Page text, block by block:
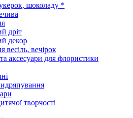
шоколаду *
дріт
декор
весіль, вечірок
аксесуари для флористики
творчості